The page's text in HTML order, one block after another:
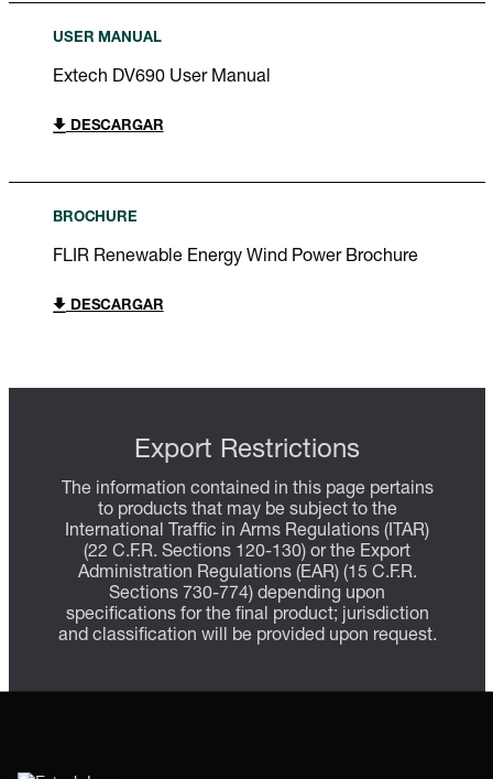
USER MANUAL
Extech DV690 User Manual
DESCARGAR
BROCHURE
FLIR Renewable Energy Wind Power Brochure
DESCARGAR
Export Restrictions
The information contained in this page pertains
to products that may be subject to the
International Traffic in Arms Regulations (ITAR)
(22 C.F.R. Sections 120-130) or the Export
Administration Regulations (EAR) (15 C.F.R.
Sections 730-774) depending upon
specifications for the final product; jurisdiction
and classification will be provided upon request.